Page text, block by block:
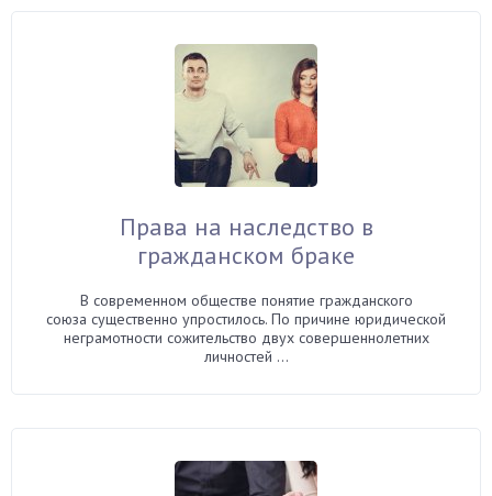
Права на наследство в
гражданском браке
В современном обществе понятие гражданского
союза существенно упростилось. По причине юридической
неграмотности сожительство двух совершеннолетних
личностей ...